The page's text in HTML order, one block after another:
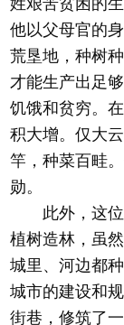
姓艰苦贫困的
他以父母官的
荒垦地，种树
才能生产出足
饥饿和贫穷。
积大增。仅大
竿，种菜百畦
勋。
此外，这位
植树造林，虽
城里、河边都
城市的建设和
街巷，修筑了